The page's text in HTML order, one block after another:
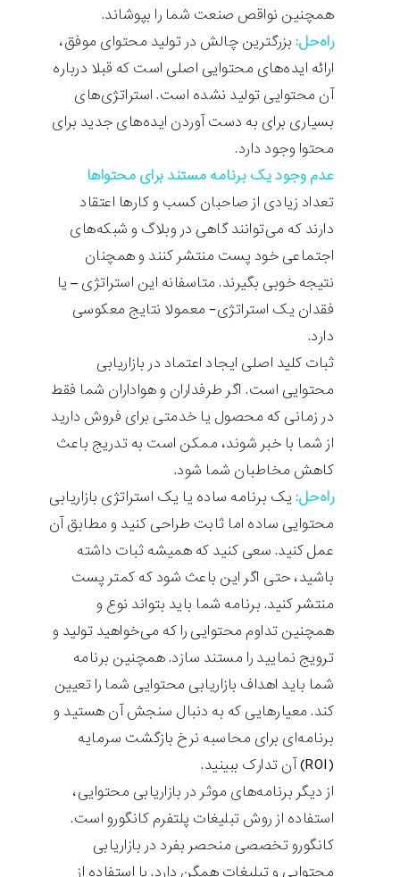
همچنین نواقص صنعت شما را بپوشاند.
راه‌حل: بزرگترین چالش در تولید محتوای موفق،
ارائه ایده‌های محتوایی اصلی است که قبلا درباره
آن محتوایی تولید نشده است. استراتژی‌های
بسیاری برای به دست آوردن ایده‌های جدید برای
محتوا وجود دارد.
عدم وجود یک برنامه مستند برای محتواها
تعداد زیادی از صاحبان کسب و کارها اعتقاد
دارند که می‌توانند گاهی در وبلاگ و شبکه‌های
اجتماعی خود پست منتشر کنند و همچنان
نتیجه خوبی بگیرند. متاسفانه این استراتژی – یا
فقدان یک استراتژی- معمولا نتایج معکوسی
دارد.
ثبات کلید اصلی ایجاد اعتماد در بازاریابی
محتوایی است. اگر طرفداران و هواداران شما فقط
در زمانی که محصول یا خدمتی برای فروش دارید
از شما با خبر شوند، ممکن است به تدریج باعث
کاهش مخاطبان شما شود.
راه‌حل: یک برنامه ساده یا یک استراتژی بازاریابی
محتوایی ساده اما ثابت طراحی کنید و مطابق آن
عمل کنید. سعی کنید که همیشه ثبات داشته
باشید، حتی اگر این باعث شود که کمتر پست
منتشر کنید. برنامه شما باید بتواند نوع و
همچنین تداوم محتوایی را که می‌خواهید تولید و
ترویج نمایید را مستند سازد. همچنین برنامه
شما باید اهداف بازاریابی محتوایی شما را تعیین
کند. معیارهایی که به دنبال سنجش آن هستید و
برنامه‌ای برای محاسبه نرخ بازگشت سرمایه
(ROI) آن تدارک ببینید.
از دیگر برنامه‌های موثر در بازاریابی محتوایی،
استفاده از روش تبلیغات پلتفرم کانگورو است.
کانگورو تخصصی منحصر بفرد در بازاریابی
محتوایی و تبلیغات همگن دارد. با استفاده از